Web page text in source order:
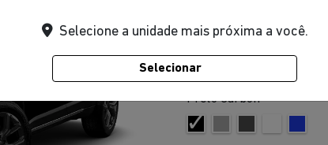
Acendimento automático
VER MAIS
Preto Carbon
Selecione a unidade mais próxima a você.
Selecionar